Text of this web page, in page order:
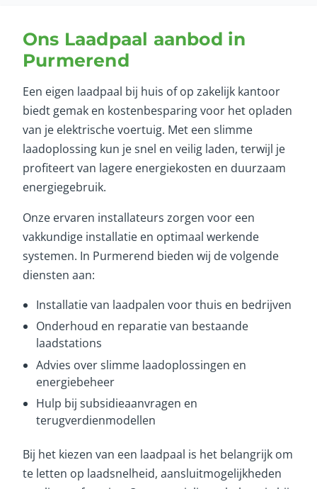
Ons Laadpaal aanbod in
Purmerend
Een eigen laadpaal bij huis of op zakelijk kantoor
biedt gemak en kostenbesparing voor het opladen
van je elektrische voertuig. Met een slimme
laadoplossing kun je snel en veilig laden, terwijl je
profiteert van lagere energiekosten en duurzaam
energiegebruik.
Onze ervaren installateurs zorgen voor een
vakkundige installatie en optimaal werkende
systemen. In Purmerend bieden wij de volgende
diensten aan:
Installatie van laadpalen voor thuis en bedrijven
Onderhoud en reparatie van bestaande
laadstations
Advies over slimme laadoplossingen en
energiebeheer
Hulp bij subsidieaanvragen en
terugverdienmodellen
Bij het kiezen van een laadpaal is het belangrijk om
te letten op laadsnelheid, aansluitmogelijkheden